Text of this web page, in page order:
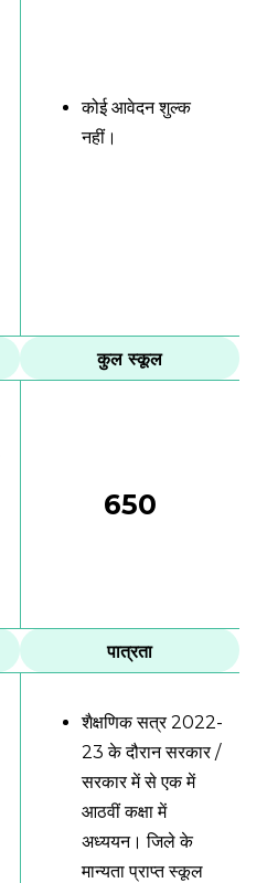
कोई आवेदन शुल्क
नहीं।
कुल स्कूल
650
पात्रता
शैक्षणिक सत्र 2022-
23 के दौरान सरकार /
सरकार में से एक में
आठवीं कक्षा में
अध्ययन।जिले के
मान्यता प्राप्त स्कूल